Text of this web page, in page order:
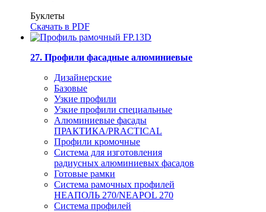
Буклеты
Скачать в PDF
27. Профили фасадные алюминиевые
Дизайнерские
Базовые
Узкие профили
Узкие профили специальные
Алюминиевые фасады
ПРАКТИКА/PRACTICAL
Профили кромочные
Система для изготовления
радиусных алюминиевых фасадов
Готовые рамки
Система рамочных профилей
НЕАПОЛЬ 270/NEAPOL 270
Система профилей